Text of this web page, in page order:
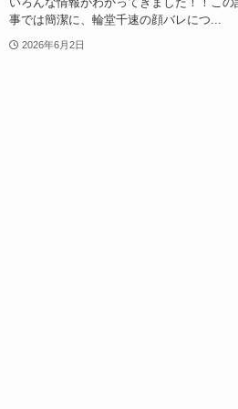
事では簡潔に、輪堂千速の顔バレにつ...
2026年6月2日